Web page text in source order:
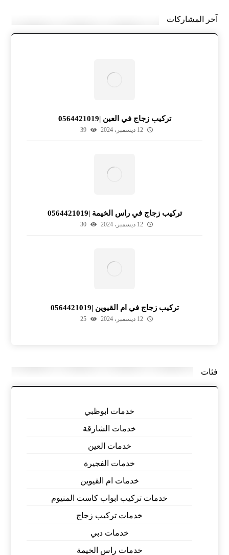
آخر المشاركات
تركيب زجاج في العين |0564421019
12 ديسمبر، 2024 39
تركيب زجاج في راس الخيمة |0564421019
12 ديسمبر، 2024 30
تركيب زجاج في ام القيوين |0564421019
12 ديسمبر، 2024 25
فئات
خدمات ابوظبي
خدمات الشارقة
خدمات العين
خدمات الفجيرة
خدمات ام القيوين
خدمات تركيب ابواب كاست المنيوم
خدمات تركيب زجاج
خدمات دبي
خدمات راس الخيمة